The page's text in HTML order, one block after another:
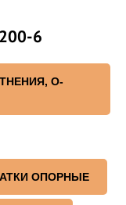
6
О-
ОПОРНЫЕ